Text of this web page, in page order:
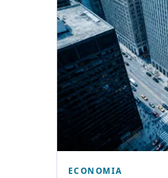
ECONOMIA